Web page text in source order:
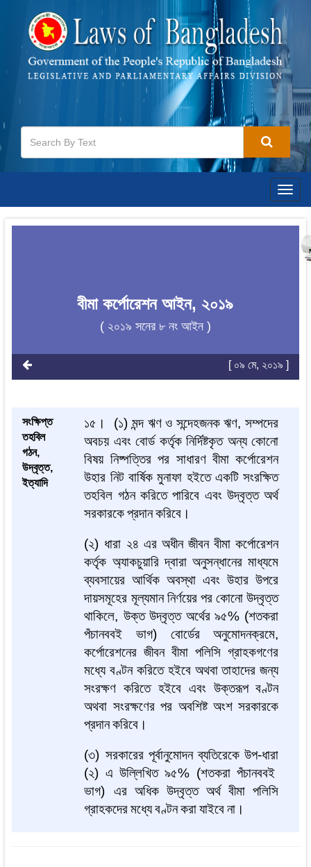
বীমা কর্পোরেশন আইন, ২০১৯
( ২০১৯ সনের ৮ নং আইন )
[ ০৯ মে, ২০১৯ ]
সংক্ষিপ্ত
তহবিল
গঠন,
উদ্বৃত্ত,
ইত্যাদি
১৫। (১)মন্দ ঋণ ও সন্দেহজনক ঋণ,সম্পদের
অবচয় এবং বোর্ড কর্তৃক নির্দিষ্টকৃত অন্য কোনো
বিষয় নিষ্পত্তির পর সাধারণ বীমা কর্পোরেশন
উহার নিট বার্ষিক মুনাফা হইতে একটি সংরক্ষিত
তহবিল গঠন করিতে পারিবে এবং উদ্বৃত্ত অর্থ
সরকারকে প্রদানকরিবে।
(২) ধারা ২৪ এর অধীন জীবন বীমা কর্পোরেশন
কর্তৃক অ্যাকচুয়ারি দ্বারা অনুসন্ধানের মাধ্যমে
ব্যবসায়ের আর্থিক অবস্থা এবং উহার উপরে
দায়সমূহের মূল্যমান নির্ণয়ের পর কোনো উদ্বৃত্ত
থাকিলে, উক্ত উদ্বৃত্ত অর্থের ৯৫% (শতকরা
পঁচানববই
ভাগ) বোর্ডের অনুমোদনক্রমে,
কর্পোরেশনের জীবন বীমা পলিসি গ্রাহকগণের
মধ্যে বণ্টন করিতে হইবে অথবা তাহাদের জন্য
সংরক্ষণ করিতে হইবে এবং উক্তরূপ বণ্টন
অথবা সংরক্ষণের পর অবশিষ্ট অংশ সরকারকে
প্রদানকরিবে।
(৩) সরকারের পূর্বানুমোদন ব্যতিরেকে উপ-ধারা
(২)এ উল্লিখিত ৯৫% (শতকরা পঁচানববই
ভাগ) এর অধিক উদ্বৃত্ত অর্থ বীমা পলিসি
গ্রাহকদের মধ্যেবণ্টনকরা যাইবে না।